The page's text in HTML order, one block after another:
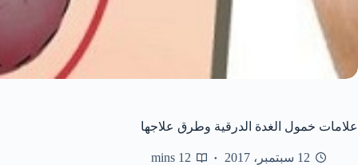
علامات خمول الغدة الدرقية وطرق علاجها
12 سبتمبر، 2017 12 mins